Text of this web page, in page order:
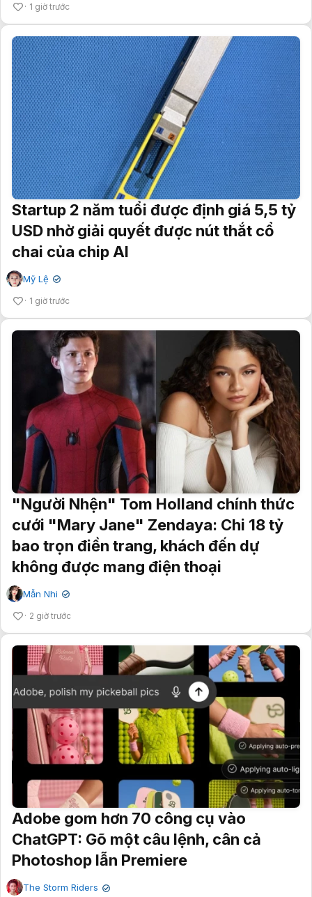
1 giờ trước
Startup 2 năm tuổi được định giá 5,5 tỷ
USD nhờ giải quyết được nút thắt cổ
chai của chip AI
Mỹ Lệ ✔
1 giờ trước
"Người Nhện" Tom Holland chính thức
cưới "Mary Jane" Zendaya: Chi 18 tỷ
bao trọn điền trang, khách đến dự
không được mang điện thoại
Mẫn Nhi ✔
2 giờ trước
Adobe gom hơn 70 công cụ vào
ChatGPT: Gõ một câu lệnh, cân cả
Photoshop lẫn Premiere
The Storm Riders ✔